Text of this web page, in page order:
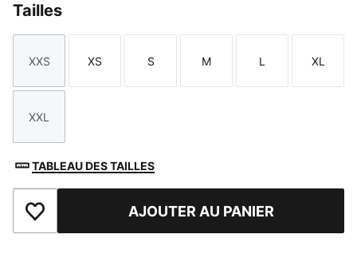
Tailles
Taille
XXS
Taille
XS
Taille
S
Taille
M
Taille
L
Taille
XL
Taille
XXL
TABLEAU DES TAILLES
Ajouter aux favorisAJOUTER AU PANIER